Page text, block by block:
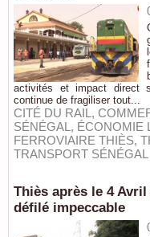
activités et impact direct
continue de fragiliser tout...
CITÉ DU RAIL ,
SÉNÉGAL , ÉCONOMIE
FERROVIAIRE THIÈS,
TRANSPORT SÉNÉGAL
Thiès après le 4
défilé impeccable